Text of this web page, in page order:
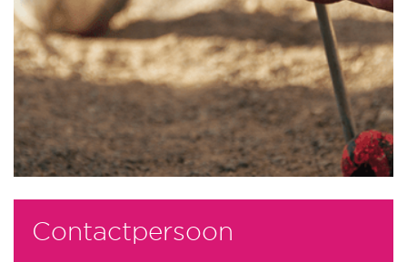
Contactpersoon